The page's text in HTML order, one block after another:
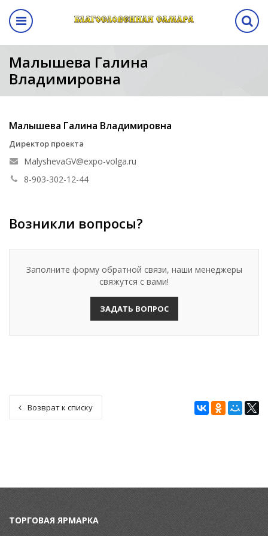
выставка
выставки
стенда
Назад
Программа
Малышева Галина
Владимировна
Малышева Галина Владимировна
Директор проекта
MalyshevaGV@expo-volga.ru
8-903-302-12-44
Возникли вопросы?
Заполните форму обратной связи, наши менеджеры
свяжутся с вами!
ЗАДАТЬ ВОПРОС
Возврат к списку
ТОРГОВАЯ ЯРМАРКА